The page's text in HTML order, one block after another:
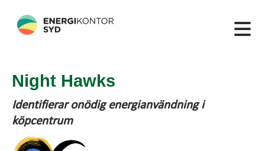
Night Hawks
Identifierar onödig energianvändning i
köpcentrum